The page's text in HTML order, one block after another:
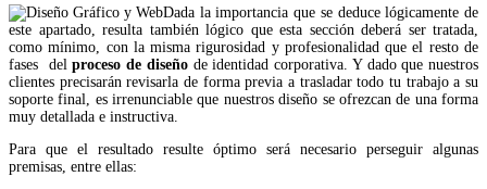
Dada la importancia que se deduce lógicamente de
este apartado, resulta también lógico que esta sección deberá ser tratada,
como mínimo, con la misma rigurosidad y profesionalidad que el resto de
fases delproceso de diseñode identidad corporativa. Y dado que nuestros
clientes precisarán revisarla de forma previa a trasladar todo tu trabajo a su
soporte final, es irrenunciable que nuestros diseño se ofrezcan de una forma
muy detallada e instructiva.
Para que el resultado resulte óptimo será necesario perseguir algunas
premisas, entre ellas: